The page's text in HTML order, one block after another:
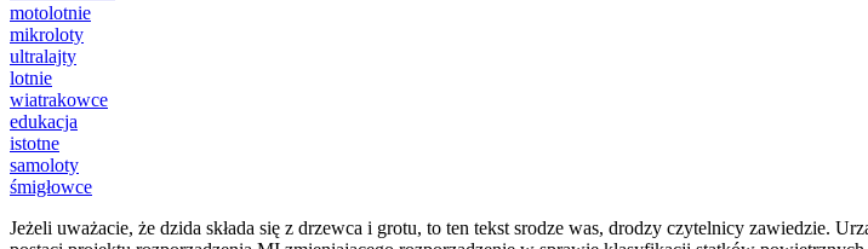
motolotnie
mikroloty
ultralajty
lotnie
wiatrakowce
edukacja
istotne
samoloty
śmigłowce
Jeżeli uważacie, że dzida składa się z drzewca i grotu, to ten tekst srodze was, drodzy czytelnicy zawiedzie.